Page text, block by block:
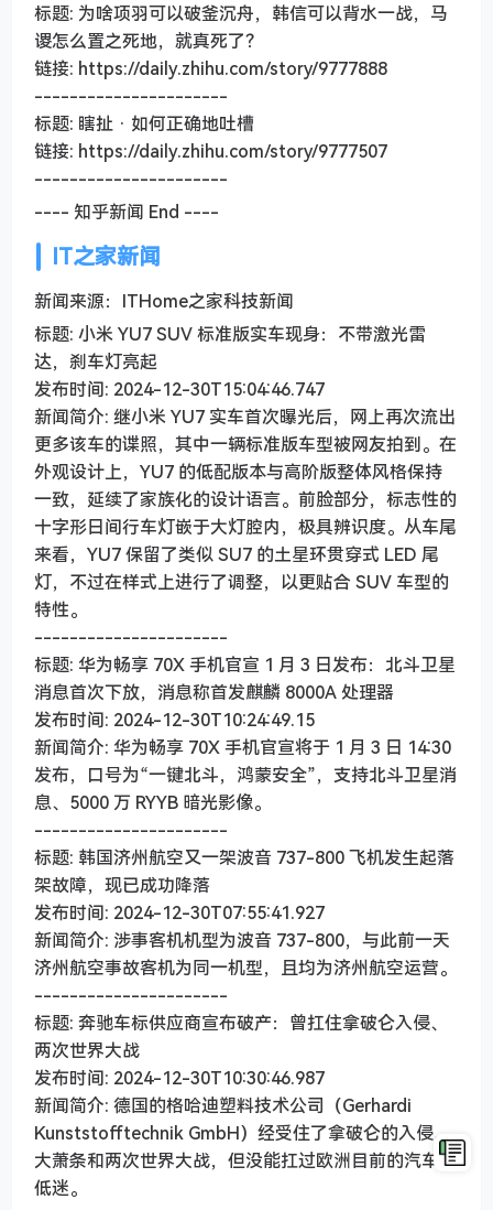
标题: 为啥项羽可以破釜沉舟，韩信可以背水一战，马
谡怎么置之死地，就真死了？
链接: https://daily.zhihu.com/story/9777888
----------------------
标题: 瞎扯 · 如何正确地吐槽
链接: https://daily.zhihu.com/story/9777507
----------------------
---- 知乎新闻 End ----
IT之家新闻
新闻来源：ITHome之家科技新闻
标题: 小米 YU7 SUV 标准版实车现身：不带激光雷
达，刹车灯亮起
发布时间: 2024-12-30T15:04:46.747
新闻简介: 继小米 YU7 实车首次曝光后，网上再次流出
更多该车的谍照，其中一辆标准版车型被网友拍到。在
外观设计上，YU7 的低配版本与高阶版整体风格保持
一致，延续了家族化的设计语言。前脸部分，标志性的
十字形日间行车灯嵌于大灯腔内，极具辨识度。从车尾
来看，YU7 保留了类似 SU7 的土星环贯穿式 LED 尾
灯，不过在样式上进行了调整，以更贴合 SUV 车型的
特性。
----------------------
标题: 华为畅享 70X 手机官宣 1 月 3 日发布：北斗卫星
消息首次下放，消息称首发麒麟 8000A 处理器
发布时间: 2024-12-30T10:24:49.15
新闻简介: 华为畅享 70X 手机官宣将于 1 月 3 日 14:30
发布，口号为“一键北斗，鸿蒙安全”，支持北斗卫星消
息、5000 万 RYYB 暗光影像。
----------------------
标题: 韩国济州航空又一架波音 737-800 飞机发生起落
架故障，现已成功降落
发布时间: 2024-12-30T07:55:41.927
新闻简介: 涉事客机机型为波音 737-800，与此前一天
济州航空事故客机为同一机型，且均为济州航空运营。
----------------------
标题: 奔驰车标供应商宣布破产：曾扛住拿破仑入侵、
两次世界大战
发布时间: 2024-12-30T10:30:46.987
新闻简介: 德国的格哈迪塑料技术公司（Gerhardi
Kunststofftechnik GmbH）经受住了拿破仑的入侵、
大萧条和两次世界大战，但没能扛过欧洲目前的汽车业
低迷。